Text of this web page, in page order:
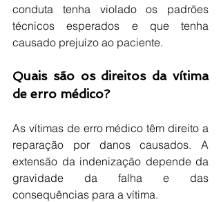
conduta tenha violado os padrões
técnicos esperados e que tenha
causado prejuízo ao paciente.
Quais são os direitos da vítima
de erro médico?
As vítimas de erro médico têm direito a
reparação por danos causados. A
extensão da indenização depende da
gravidade da falha e das
consequências para a vítima.